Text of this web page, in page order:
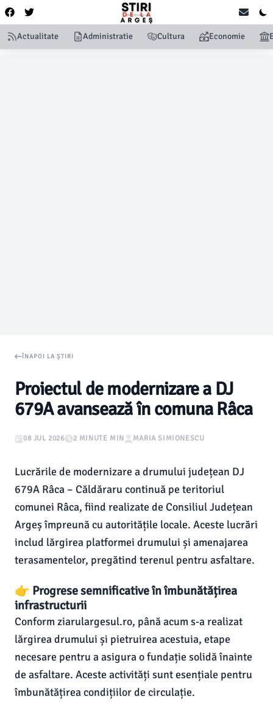
Actualitate Administratie Cultura Economie
ÎNAPOI LA ȘTIRI
Proiectul de modernizare a DJ
679A avansează în comuna Râca
08 JUL 2026 2 MINUTE MIN MARIA SIMIONESCU
Lucrările de modernizare a drumului județean DJ
679A Râca – Căldăraru continuă pe teritoriul
comunei Râca, fiind realizate de Consiliul Județean
Argeș împreună cu autoritățile locale. Aceste lucrări
includ lărgirea platformei drumului și amenajarea
terasamentelor, pregătind terenul pentru asfaltare.
👉 Progrese semnificative în îmbunătățirea
infrastructurii
Conform ziarulargesul.ro, până acum s-a realizat
lărgirea drumului și pietruirea acestuia, etape
necesare pentru a asigura o fundație solidă înainte
de asfaltare. Aceste activități sunt esențiale pentru
îmbunătățirea condițiilor de circulație.